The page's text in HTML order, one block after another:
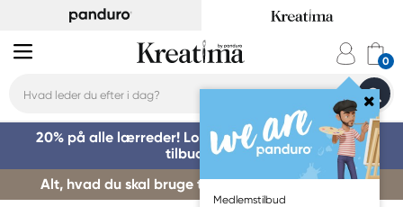
Medlemstilbud
20% på alle lærreder! Log på for at benytte dig af
tilbuddet »
Alt, hvad du skal bruge til kursusstart – køb her »